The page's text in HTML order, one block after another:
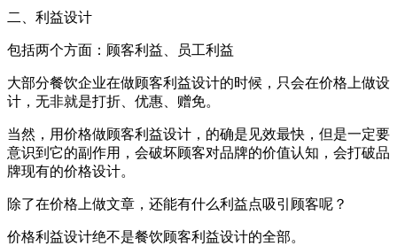
二、利益设计
包括两个方面：顾客利益、员工利益
大部分餐饮企业在做顾客利益设计的时候，只会在价格上做设
计，无非就是打折、优惠、赠免。
当然，用价格做顾客利益设计，的确是见效最快，但是一定要
意识到它的副作用，会破坏顾客对品牌的价值认知，会打破品
牌现有的价格设计。
除了在价格上做文章，还能有什么利益点吸引顾客呢？
价格利益设计绝不是餐饮顾客利益设计的全部。